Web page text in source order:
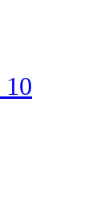
10